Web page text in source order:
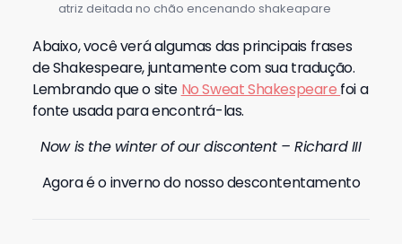
atriz deitada no chão encenando shakeapare
Abaixo, você verá algumas das principais frases
de Shakespeare, juntamente com sua tradução.
Lembrando que o site No Sweat Shakespeare foi a
fonte usada para encontrá-las.
Now is the winter of our discontent – Richard III
Agora é o inverno do nosso descontentamento